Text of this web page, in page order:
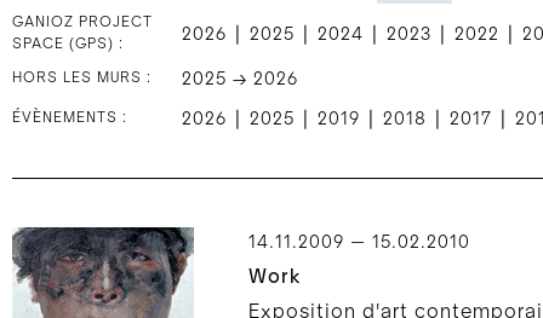
GANIOZ PROJECT
SPACE (GPS) :
2026 2025 2024 2023 2022
HORS LES MURS : 2025 → 2026
ÉVÈNEMENTS : 2026 2025 2019 2018 2017
14.11.2009 — 15.02.2010
Work
Exposition d'art